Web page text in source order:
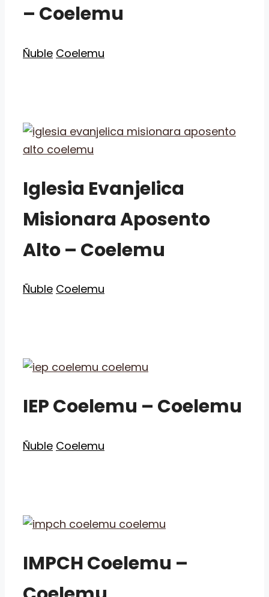
– Coelemu
Categorías
Ñuble Etiquetas
Coelemu
Iglesia Evanjelica
Misionara Aposento
Alto – Coelemu
Categorías
Ñuble Etiquetas
Coelemu
IEP Coelemu – Coelemu
Categorías
Ñuble Etiquetas
Coelemu
IMPCH Coelemu –